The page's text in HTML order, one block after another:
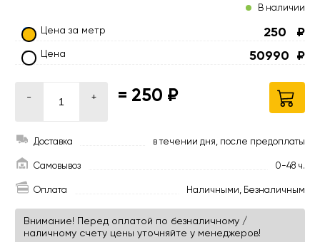
В наличии
Цена за метр 250 ₽
Цена 50990 ₽
- + = 250 ₽
Доставка в течении дня, после предоплаты
Самовывоз 0-48 ч.
Оплата Наличными, Безналичным
Внимание! Перед оплатой по безналичному /
наличному счету цены уточняйте у менеджеров!